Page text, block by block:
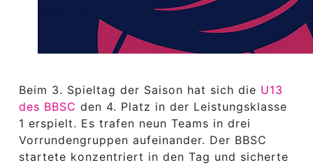
Beim 3. Spieltag der Saison hat sich die U13
des BBSC den 4. Platz in der Leistungsklasse
1 erspielt. Es trafen neun Teams in drei
Vorrundengruppen aufeinander. Der BBSC
startete konzentriert in den Tag und sicherte